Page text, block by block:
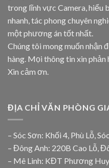
trong lĩnh vực Camera, hiểu
nhanh, tác phong chuyên
một phương án tốt nhất.
Chúng tôi mong muốn nhận
hàng. Mọi thông tin xin phản
Xin cảm ơn.
ĐỊA CHỈ VĂN PHÒNG
– Sóc Sơn: Khối 4, Phù Lỗ,
– Đông Anh: 220B Cao Lỗ,
– Mê Linh: KĐT Phương